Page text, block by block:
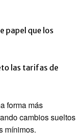
papel que los
las tarifas de
forma más
cambios sueltos
mínimos.